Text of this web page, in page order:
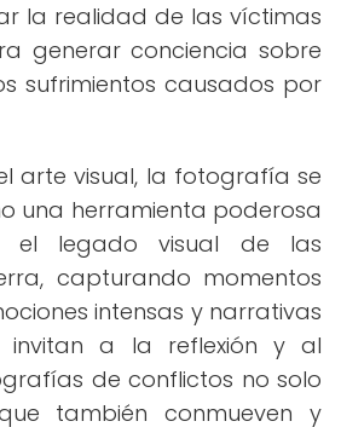
la realidad de las víctimas
generar conciencia sobre
sufrimientos causados por
arte visual, la fotografía se
una herramienta poderosa
el legado visual de las
capturando momentos
intensas y narrativas
invitan a la reflexión y al
de conflictos no solo
también conmueven y